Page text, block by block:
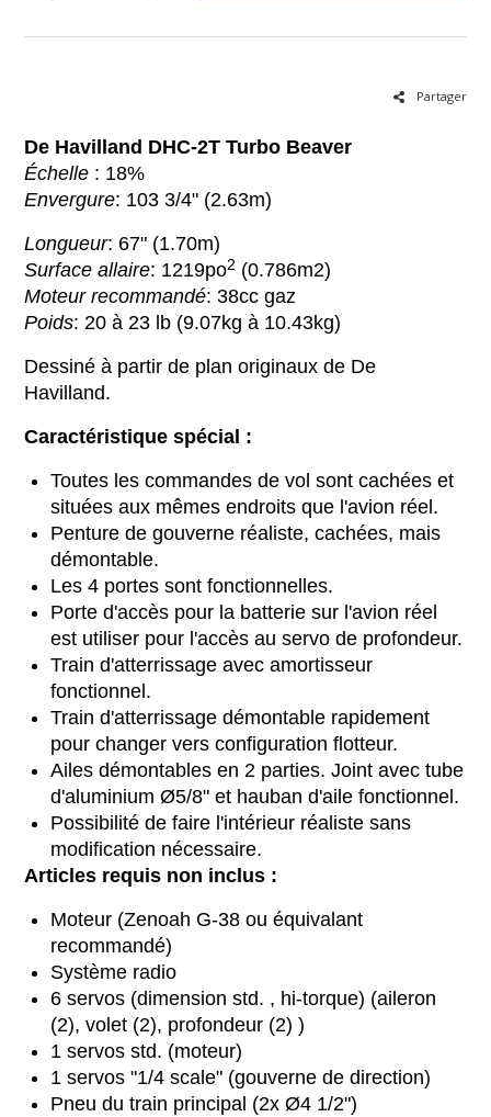
Partager
De Havilland DHC-2T Turbo Beaver
Échelle : 18%
Envergure: 103 3/4" (2.63m)
Longueur: 67" (1.70m)
Surface allaire: 1219po2 (0.786m2)
Moteur recommandé: 38cc gaz
Poids: 20 à 23 lb (9.07kg à 10.43kg)
Dessiné à partir de plan originaux de De
Havilland.
Caractéristique spécial :
Toutes les commandes de vol sont cachées et
situées aux mêmes endroits que l'avion réel.
Penture de gouverne réaliste, cachées, mais
démontable.
Les 4 portes sont fonctionnelles.
Porte d'accès pour la batterie sur l'avion réel
est utiliser pour l'accès au servo de profondeur.
Train d'atterrissage avec amortisseur
fonctionnel.
Train d'atterrissage démontable rapidement
pour changer vers configuration flotteur.
Ailes démontables en 2 parties. Joint avec tube
d'aluminium Ø5/8" et hauban d'aile fonctionnel.
Possibilité de faire l'intérieur réaliste sans
modification nécessaire.
Articles requis non inclus :
Moteur (Zenoah G-38 ou équivalant
recommandé)
Système radio
6 servos (dimension std. , hi-torque) (aileron
(2), volet (2), profondeur (2) )
1 servos std. (moteur)
1 servos "1/4 scale" (gouverne de direction)
Pneu du train principal (2x Ø4 1/2")